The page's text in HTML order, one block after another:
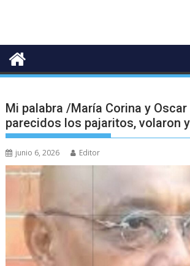
Mi palabra /María Corina y Oscar
parecidos los pajaritos, volaron
junio 6, 2026 Editor